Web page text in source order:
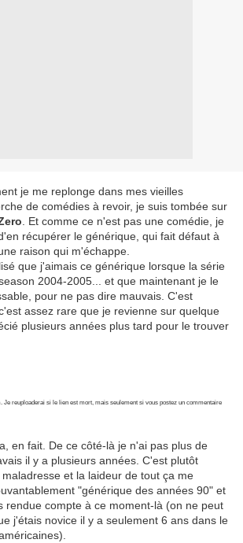
je me replonge dans mes vieilles
de comédies à revoir, je suis tombée sur
. Et comme ce n'est pas une comédie, je
récupérer le générique, qui fait défaut à
raison qui m'échappe.
que j'aimais ce générique lorsque la série
2004-2005... et que maintenant je le
pour ne pas dire mauvais. C'est
assez rare que je revienne sur quelque
plusieurs années plus tard pour le trouver
Je reuploaderai si le lien est mort, mais seulement si vous postez un commentaire
en fait. De ce côté-là je n'ai pas plus de
il y a plusieurs années. C'est plutôt
et la laideur de tout ça me
"générique des années 90" et
rendue compte à ce moment-là (on ne peut
j'étais novice il y a seulement 6 ans dans le